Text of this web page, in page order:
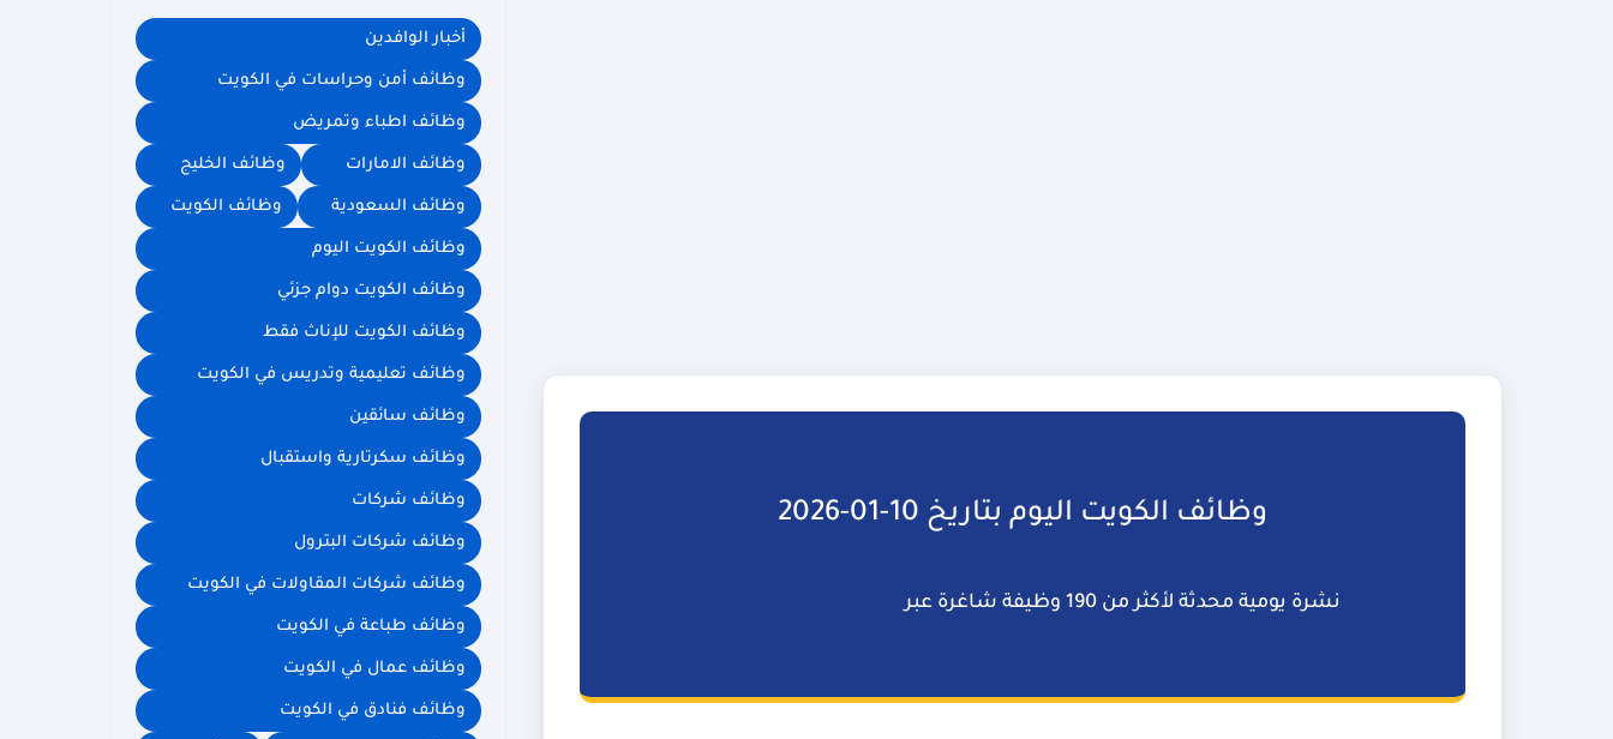
وظائف الكويت اليوم بتاريخ 10-01-2026
نشرة يومية محدثة لأكثر من 190 وظيفة شاغرة عبر
أخبار الوافدين
وظائف أمن وحراسات في الكويت
وظائف اطباء وتمريض
وظائف الامارات وظائف الخليج
وظائف السعودية وظائف الكويت
وظائف الكويت اليوم
وظائف الكويت دوام جزئي
وظائف الكويت للإناث فقط
وظائف تعليمية وتدريس في الكويت
وظائف سائقين
وظائف سكرتارية واستقبال
وظائف شركات
وظائف شركات البترول
وظائف شركات المقاولات في الكويت
وظائف طباعة في الكويت
وظائف عمال في الكويت
وظائف فنادق في الكويت